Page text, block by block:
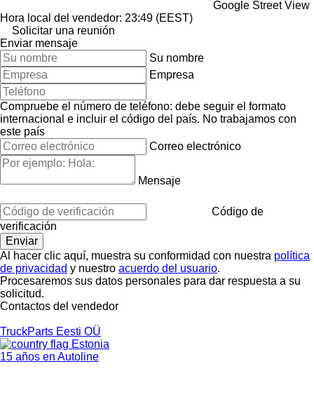
Google Street View
Hora local del vendedor: 23:49 (EEST)
Solicitar una reunión
Enviar mensaje
Su nombre
Empresa
Compruebe el número de teléfono: debe seguir el formato
internacional e incluir el código del país. No trabajamos con
este país
Correo electrónico
Mensaje
Código de
verificación
Al hacer clic aquí, muestra su conformidad con nuestra política
de privacidad y nuestro acuerdo del usuario.
Procesaremos sus datos personales para dar respuesta a su
solicitud.
Contactos del vendedor
TruckParts Eesti OÜ
Estonia
15 años en Autoline